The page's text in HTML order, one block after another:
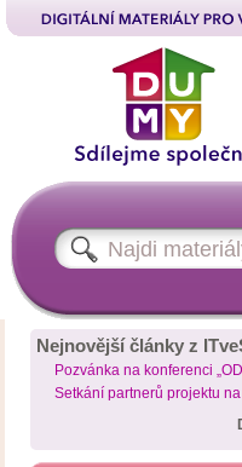
Nejnovější články z
Pozvánka na konferenci
Setkání partnerů projektu